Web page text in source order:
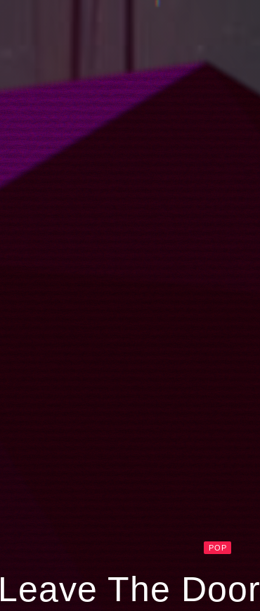
POP
دانلود آهنگ Leave The Door